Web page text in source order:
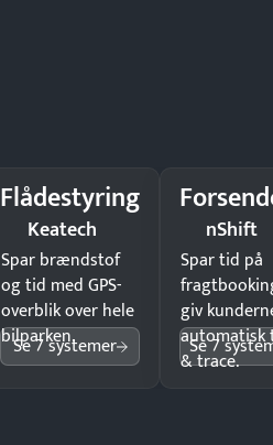
Flådestyring
Keatech
Spar brændstof
og tid med GPS-
overblik over hele
bilparken.
Se 7 systemer
nShift
Spar tid på
giv
automatisk
& trace.
Se 7